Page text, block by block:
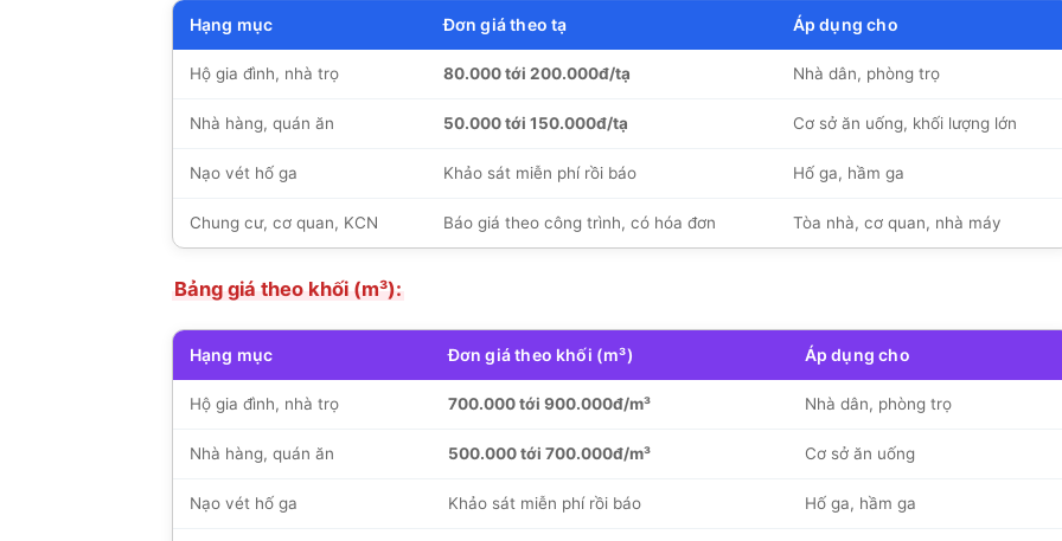
Hạng mục Đơn giá theo tạ Áp dụng cho
Hộ gia đình, nhà trọ 80.000 tới 200.000đ/tạ Nhà dân, phòng trọ
Nhà hàng, quán ăn 50.000 tới 150.000đ/tạ Cơ sở ăn uống, khối lượng lớn
Nạo vét hố ga Khảo sát miễn phí rồi báo Hố ga, hầm ga
Chung cư, cơ quan, KCN Báo giá theo công trình, có hóa đơn Tòa nhà, cơ quan, nhà máy
Bảng giá theo khối (m³):
Hạng mục Đơn giá theo khối (m³) Áp dụng cho
Hộ gia đình, nhà trọ 700.000 tới 900.000đ/m³ Nhà dân, phòng trọ
Nhà hàng, quán ăn 500.000 tới 700.000đ/m³ Cơ sở ăn uống
Nạo vét hố ga Khảo sát miễn phí rồi báo Hố ga, hầm ga